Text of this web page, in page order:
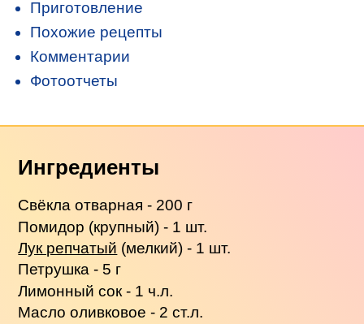
Приготовление
Похожие рецепты
Комментарии
Фотоотчеты
Ингредиенты
Свёкла отварная - 200 г
Помидор (крупный) - 1 шт.
Лук репчатый (мелкий) - 1 шт.
Петрушка - 5 г
Лимонный сок - 1 ч.л.
Масло оливковое - 2 ст.л.